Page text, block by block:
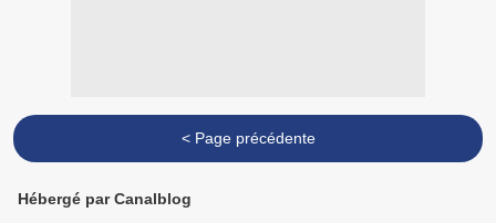
< Page précédente
Hébergé par Canalblog